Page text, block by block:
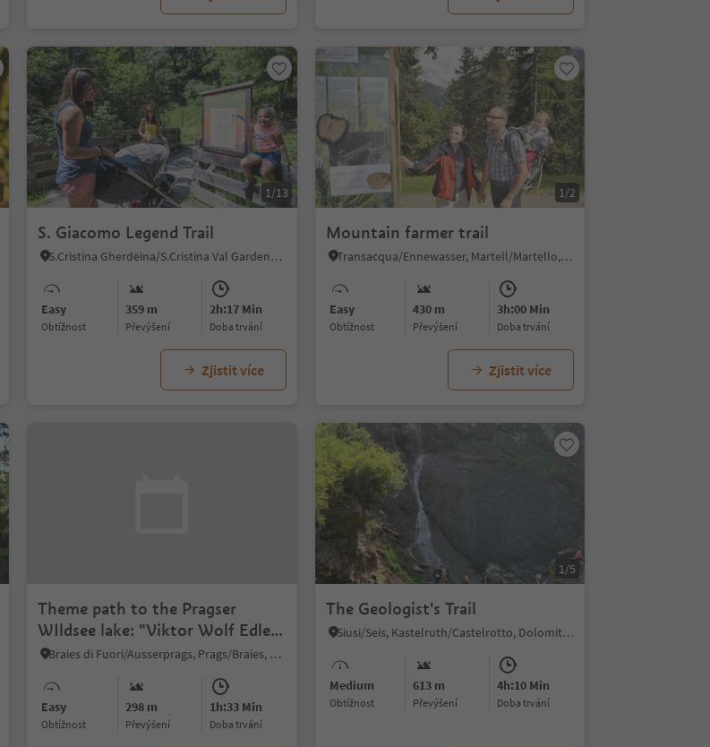
1/13
S. Giacomo Legend Trail
S.Cristina Gherdëina/S.Cristina Val Gardena/S.Cristina Gherdëina/St.Christina in Gröden, S.Crestina Gherdëina/Santa Cristina Val Gardana, Dolomites Region Val Gardena
Easy
Obtížnost
359 m
Převýšení
2h:17 Min
doba trvání
Zjistit více
1/2
Mountain farmer trail
Transacqua/Ennewasser, Martell/Martello, Vinschgau/Val Venosta
Easy
Obtížnost
430 m
Převýšení
3h:00 Min
doba trvání
Zjistit více
Theme path to the Pragser
WIldsee lake: "Viktor Wolf Edler
von Glanvell"
Braies di Fuori/Ausserprags, Prags/Braies, Dolomites Region 3 Zinnen
Easy
Obtížnost
298 m
Převýšení
1h:33 Min
doba trvání
1/5
The Geologist's Trail
Siusi/Seis, Kastelruth/Castelrotto, Dolomites Region Seiser Alm
Medium
Obtížnost
613 m
Převýšení
4h:10 Min
doba trvání